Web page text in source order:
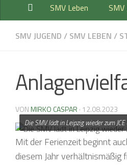
SMV Leben SMV
SMV JUGEND / SMV LEBEN /
VONMIRKO CASPAR · 12.08.2023
Die SMV lädt in Leipzig wieder zum JCE
Mit der Ferienzeit beginnt
diesem Jahr verhältnismäßig